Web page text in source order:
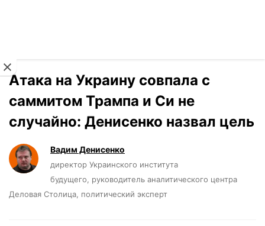
Атака на Украину совпала с
саммитом Трампа и Си не
случайно: Денисенко назвал цель
Вадим Денисенко
директор Украинского института
будущего, руководитель аналитического центра
Деловая Столица, политический эксперт